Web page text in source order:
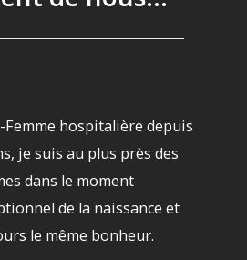
Femme hospitalière depuis
je suis au plus près des
dans le moment
de la naissance et
le même bonheur.